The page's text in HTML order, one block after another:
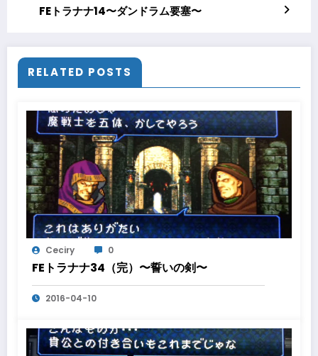
FEトラナナ14〜ダンドラム要塞〜
RELATED POSTS
Ceciry 0
FEトラナナ34（完）〜誓いの剣〜
2016-04-10